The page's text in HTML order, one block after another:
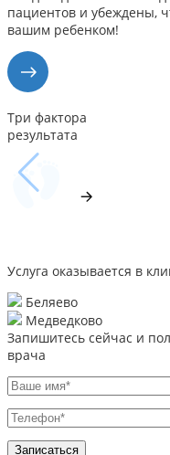
пациентов и убеждены,
вашим ребенком!
Три фактора
результата
Услуга оказывается в
Беляево
Медведково
Запишитесь сейчас и
врача